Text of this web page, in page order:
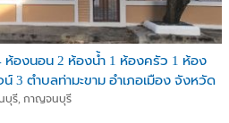
ห้องนอน 2 ห้องน้ำ 1 ห้องครัว 1 ห้อง
3 ตำบลท่ามะขาม อำเภอเมือง จังหวัด
บุรี, กาญจนบุรี